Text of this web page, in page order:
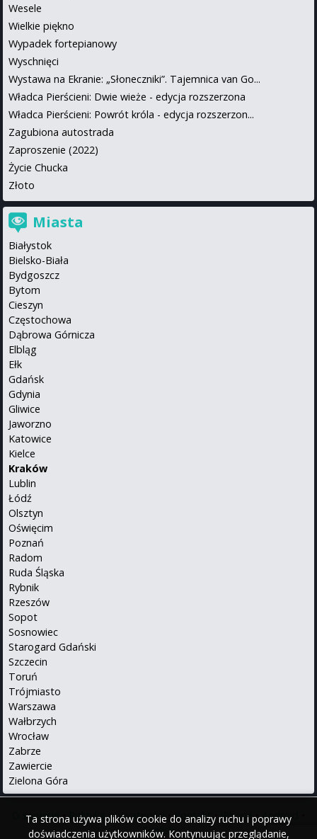
Ta strona używa plików cookie do analizy ruchu i poprawy
doświadczenia użytkowników. Kontynuując przeglądanie,
Wesele
Wielkie piękno
Wypadek fortepianowy
Wyschnięci
Wystawa na Ekranie: „Słoneczniki”. Tajemnica van Go...
Władca Pierścieni: Dwie wieże - edycja rozszerzona
Władca Pierścieni: Powrót króla - edycja rozszerzon...
Zagubiona autostrada
Zaproszenie (2022)
Życie Chucka
Złoto
Miasta
Białystok
Bielsko-Biała
Bydgoszcz
Bytom
Cieszyn
Częstochowa
Dąbrowa Górnicza
Elbląg
Ełk
Gdańsk
Gdynia
Gliwice
Jaworzno
Katowice
Kielce
Kraków
Lublin
Łódź
Olsztyn
Oświęcim
Poznań
Radom
Ruda Śląska
Rybnik
Rzeszów
Sopot
Sosnowiec
Starogard Gdański
Szczecin
Toruń
Trójmiasto
Warszawa
Wałbrzych
Wrocław
Zabrze
Zawiercie
Zielona Góra
O serwisie•Polityka prywatności•Kontakt•iPhone•Android
English